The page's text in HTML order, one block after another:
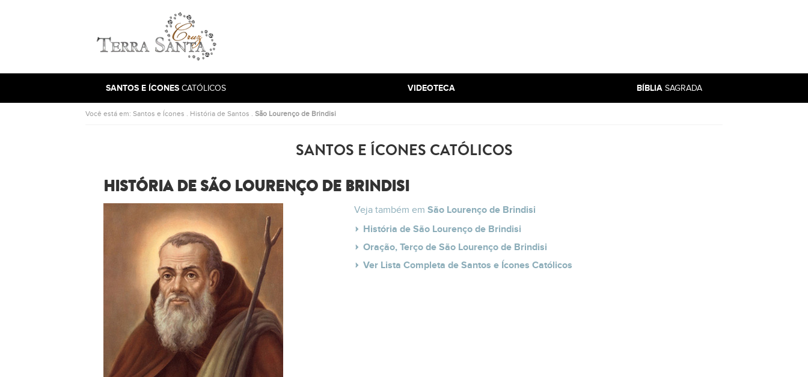
Ir para a página inicial
SANTOS E ÍCONES CATÓLICOS VIDEOTECA BÍBLIA SAGRADA
Você está em: Santos e Ícones . História de Santos . São Lourenço de Brindisi
SANTOS E ÍCONES CATÓLICOS
HISTÓRIA DE SÃO LOURENÇO DE BRINDISI
Veja também em São Lourenço de Brindisi
História de São Lourenço de Brindisi
Oração, Terço de São Lourenço de Brindisi
Ver Lista Completa de Santos e Ícones Católicos